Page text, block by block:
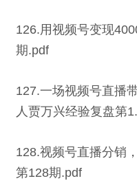
126.用视频号变现
期.pdf
127.一场视频号直播
人贾万兴经验复盘第
128.视频号直播分销
第128期.pdf